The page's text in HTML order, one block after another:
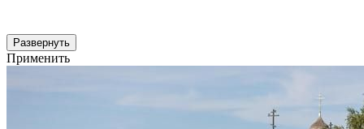
Развернуть
Применить